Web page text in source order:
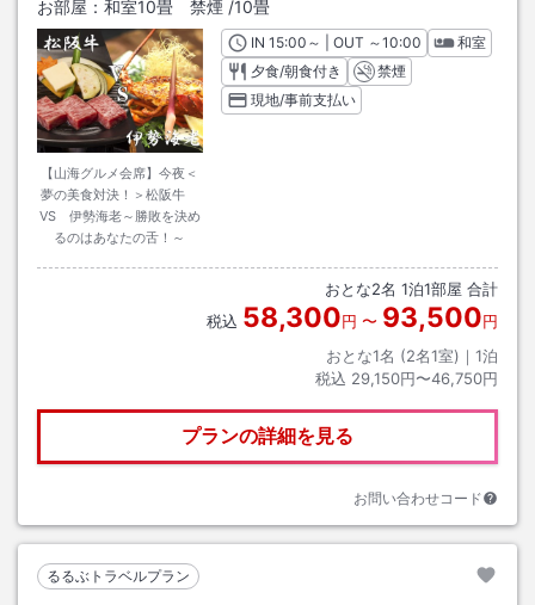
お部屋： 和室10畳 禁煙 /10畳
【山海グルメ会席】今夜＜
夢の美食対決！＞松阪牛
VS 伊勢海老～勝敗を決め
るのはあなたの舌！～
INチェックイン
15:00 ～ | OUT チェックアウト
～10:00
和室
夕食/朝食付き
禁煙
現地/事前支払い
おとな2名 1泊1部屋 合計
税込 58,300円 〜 93,500円
おとな1名 (2名1室)｜ 1泊
税込 29,150円〜46,750円
プランの詳細を見る
お問い合わせコード
るるぶトラベルプラン